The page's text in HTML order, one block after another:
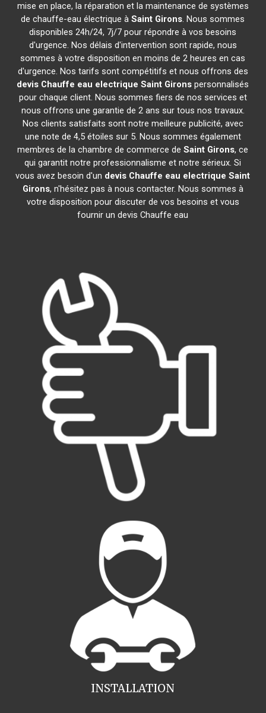
mise en place, la réparation et la maintenance de systèmes
de chauffe-eau électrique àSaint Girons. Nous sommes
disponibles 24h/24, 7j/7 pour répondre à vos besoins
d'urgence. Nos délais d'intervention sont rapide, nous
sommes à votre disposition en moins de 2 heures en cas
d'urgence. Nos tarifs sont compétitifs et nous offrons des
devis Chauffe eau electrique Saint Girons personnalisés
pour chaque client. Nous sommes fiers de nos services et
nous offrons une garantie de 2 ans sur tous nos travaux.
Nos clients satisfaits sont notre meilleure publicité, avec
une note de 4,5 étoiles sur 5. Nous sommes également
membres de la chambre de commerce deSaint Girons, ce
qui garantit notre professionnalisme et notre sérieux. Si
vous avez besoin d'un devis Chauffe eau electrique Saint
Girons, n'hésitez pas à nous contacter. Nous sommes à
votre disposition pour discuter de vos besoins et vous
fournir un devis Chauffe eau
INSTALLATION